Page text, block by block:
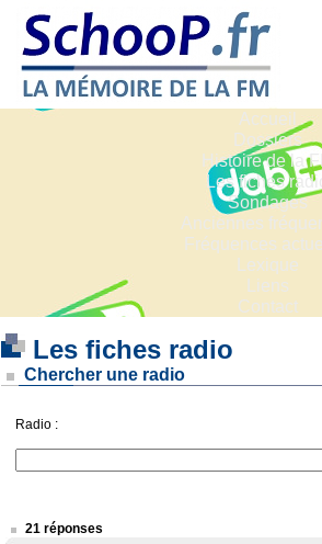
Accueil
Dossiers
Histoire de la
Les fiches
Sondages
Anciennes
Fréquences
Lexique
Liens
Contact
Les fiches radio
Chercher une radio
Radio :
21 réponses